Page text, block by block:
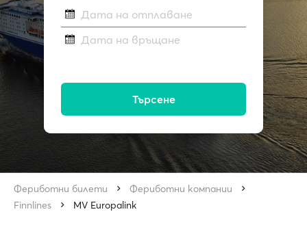
Дата на отплаване
Дата на връщане
Търсене
Фериботни билети
Фериботни компании
Finnlines
MV Europalink